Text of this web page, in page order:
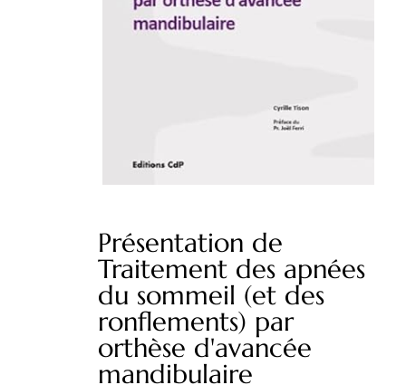
Présentation de
Traitement des apnées
du sommeil (et des
ronflements) par
orthèse d'avancée
mandibulaire